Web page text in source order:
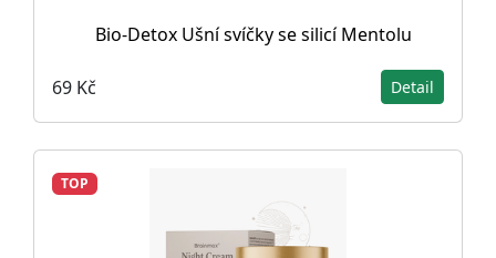
Bio-Detox Ušní svíčky se silicí Mentolu
69 Kč Detail
TOP